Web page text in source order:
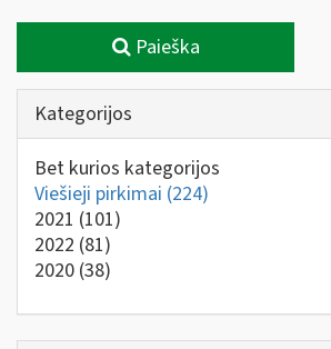
Paieška
Kategorijos
Bet kurios kategorijos
Viešieji pirkimai (224)
2021 (101)
2022 (81)
2020 (38)